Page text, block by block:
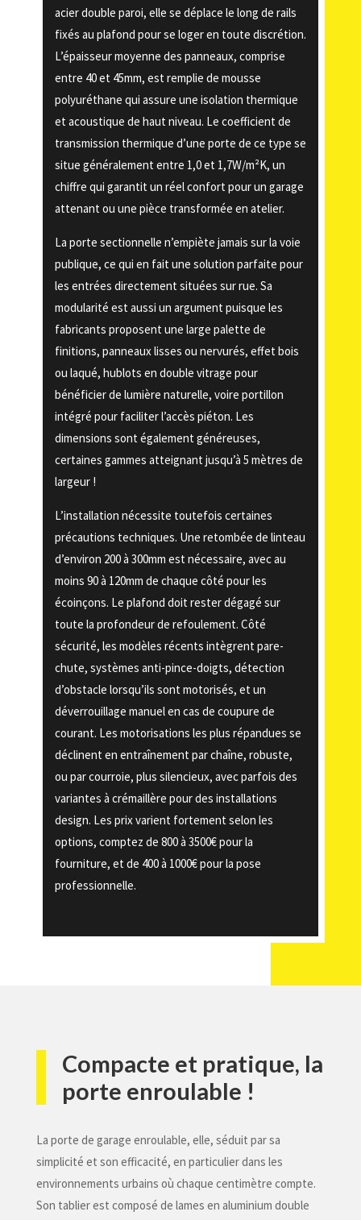
acier double paroi, elle se déplace le long de rails
fixés au plafond pour se loger en toute discrétion.
L’épaisseur moyenne des panneaux, comprise
entre 40 et 45mm, est remplie de mousse
polyuréthane qui assure une isolation thermique
et acoustique de haut niveau. Le coefficient de
transmission thermique d’une porte de ce type se
situe généralement entre 1,0 et 1,7W/m²K, un
chiffre qui garantit un réel confort pour un garage
attenant ou une pièce transformée en atelier.
La porte sectionnelle n’empiète jamais sur la voie
publique, ce qui en fait une solution parfaite pour
les entrées directement situées sur rue. Sa
modularité est aussi un argument puisque les
fabricants proposent une large palette de
finitions, panneaux lisses ou nervurés, effet bois
ou laqué, hublots en double vitrage pour
bénéficier de lumière naturelle, voire portillon
intégré pour faciliter l’accès piéton. Les
dimensions sont également généreuses,
certaines gammes atteignant jusqu’à 5 mètres de
largeur !
L’installation nécessite toutefois certaines
précautions techniques. Une retombée de linteau
d’environ 200 à 300mm est nécessaire, avec au
moins 90 à 120mm de chaque côté pour les
écoinçons. Le plafond doit rester dégagé sur
toute la profondeur de refoulement. Côté
sécurité, les modèles récents intègrent pare-
chute, systèmes anti-pince-doigts, détection
d’obstacle lorsqu’ils sont motorisés, et un
déverrouillage manuel en cas de coupure de
courant. Les motorisations les plus répandues se
déclinent en entraînement par chaîne, robuste,
ou par courroie, plus silencieux, avec parfois des
variantes à crémaillère pour des installations
design. Les prix varient fortement selon les
options, comptez de 800 à 3500€ pour la
fourniture, et de 400 à 1000€ pour la pose
professionnelle.
Compacte et pratique, la
porte enroulable !
La porte de garage enroulable, elle, séduit par sa
simplicité et son efficacité, en particulier dans les
environnements urbains où chaque centimètre compte.
Son tablier est composé de lames en aluminium double